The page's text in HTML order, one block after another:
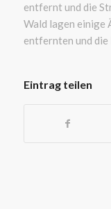
entfernt und die
Wald lagen einige
entfernten und die
Eintrag teilen